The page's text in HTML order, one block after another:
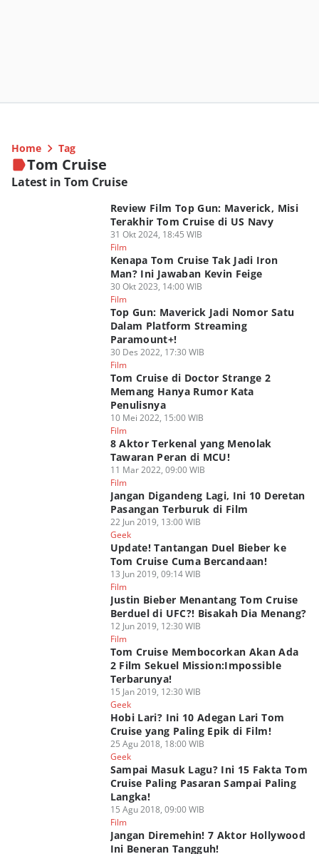
Home Tag
Tom Cruise
Latest in Tom Cruise
Review Film Top Gun: Maverick, Misi
Terakhir Tom Cruise di US Navy
31 Okt 2024, 18:45 WIB
Film
Kenapa Tom Cruise Tak Jadi Iron
Man? Ini Jawaban Kevin Feige
30 Okt 2023, 14:00 WIB
Film
Top Gun: Maverick Jadi Nomor Satu
Dalam Platform Streaming
Paramount+!
30 Des 2022, 17:30 WIB
Film
Tom Cruise di Doctor Strange 2
Memang Hanya Rumor Kata
Penulisnya
10 Mei 2022, 15:00 WIB
Film
8 Aktor Terkenal yang Menolak
Tawaran Peran di MCU!
11 Mar 2022, 09:00 WIB
Film
Jangan Digandeng Lagi, Ini 10 Deretan
Pasangan Terburuk di Film
22 Jun 2019, 13:00 WIB
Geek
Update! Tantangan Duel Bieber ke
Tom Cruise Cuma Bercandaan!
13 Jun 2019, 09:14 WIB
Film
Justin Bieber Menantang Tom Cruise
Berduel di UFC?! Bisakah Dia Menang?
12 Jun 2019, 12:30 WIB
Film
Tom Cruise Membocorkan Akan Ada
2 Film Sekuel Mission:Impossible
Terbarunya!
15 Jan 2019, 12:30 WIB
Geek
Hobi Lari? Ini 10 Adegan Lari Tom
Cruise yang Paling Epik di Film!
25 Agu 2018, 18:00 WIB
Geek
Sampai Masuk Lagu? Ini 15 Fakta Tom
Cruise Paling Pasaran Sampai Paling
Langka!
15 Agu 2018, 09:00 WIB
Film
Jangan Diremehin! 7 Aktor Hollywood
Ini Beneran Tangguh!